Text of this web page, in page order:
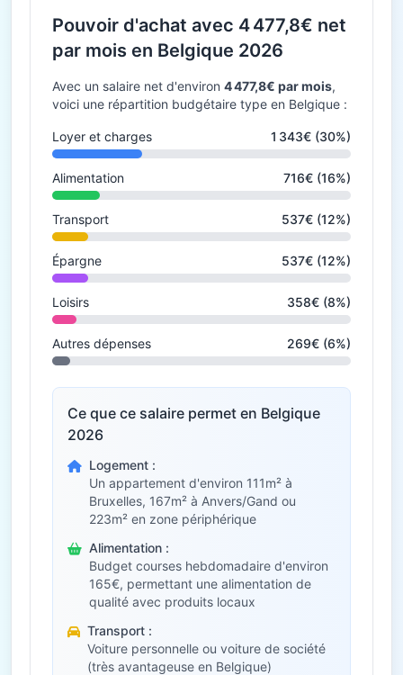
Pouvoir d'achat avec 4 477,8€ net
par mois en Belgique 2026
Avec un salaire net d'environ 4 477,8€ par mois,
voici une répartition budgétaire type en Belgique :
Loyer et charges 1 343€ (30%)
Alimentation 716€ (16%)
Transport 537€ (12%)
Épargne 537€ (12%)
Loisirs 358€ (8%)
Autres dépenses 269€ (6%)
Ce que ce salaire permet en Belgique
2026
Logement :
Un appartement d'environ 111m² à
Bruxelles, 167m² à Anvers/Gand ou
223m² en zone périphérique
Alimentation :
Budget courses hebdomadaire d'environ
165€, permettant une alimentation de
qualité avec produits locaux
Transport :
Voiture personnelle ou voiture de société
(très avantageuse en Belgique)